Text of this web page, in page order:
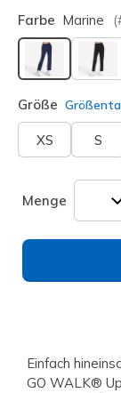
Farbe Marine
ausgewählt
Größe
XS S
Menge
Einfach
GO WALK®